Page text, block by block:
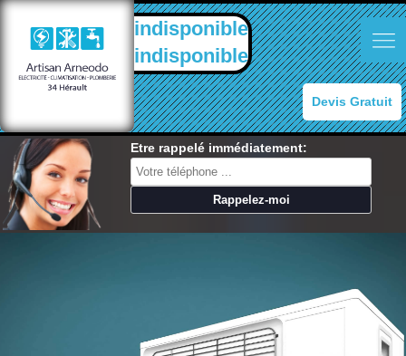
indisponible
indisponible
Devis Gratuit
Etre rappelé immédiatement: